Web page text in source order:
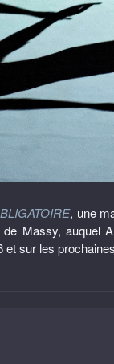
, une
Massy,
et sur les